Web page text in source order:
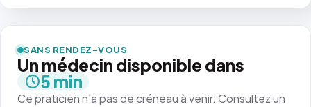
SANS RENDEZ-VOUS
Un médecin disponible dans
5 min
Ce praticien n'a pas de créneau à venir. Consultez un